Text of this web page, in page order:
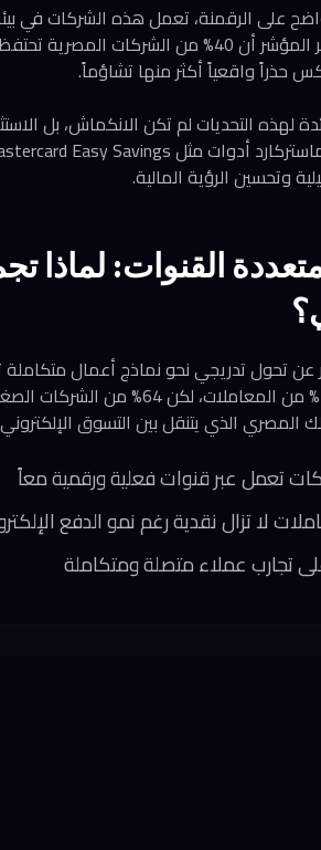
على الرقمنة، تعمل هذه الشركات في
ومع ذلك، أظهر المؤشر أن 40% من
حذراً واقعياً أكثر منها تشاؤماً.
لهذه التحديات لم تكن الانكماش، بل
وتحسين الرؤية المالية.
القنوات: لماذا
تحول تدريجي نحو نماذج أعمال متكاملة
يهيمن على 74% من
الذي يتنقل بين التسوق الإلكتروني
تجارب عملاء متصلة ومتكاملة